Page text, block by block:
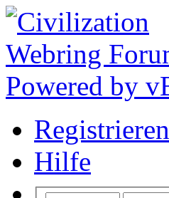
Registrieren
Hilfe